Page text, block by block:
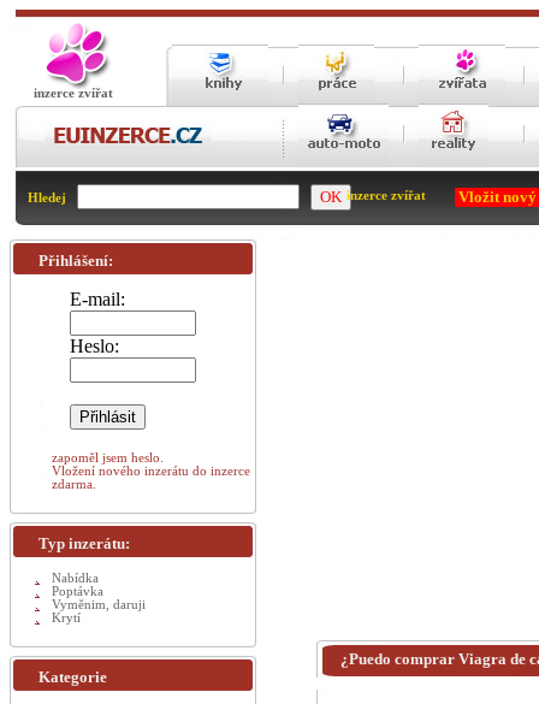
inzerce zvířat
Hledej inzerce zvířat Vložit
¿Puedo comprar Viagra de
Přihlášení:
E-mail:
Heslo:
zapoměl jsem heslo.
Vložení nového inzerátu do inzerce
zdarma.
Typ inzerátu:
Nabídka
Poptávka
Vyměnim, daruji
Krytí
Kategorie